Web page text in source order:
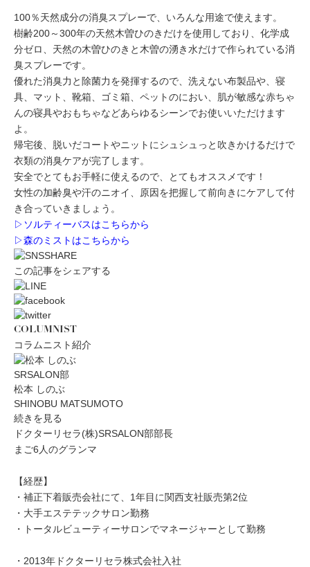
100％天然成分の消臭スプレーで、いろんな用途で使えます。
樹齢200～300年の天然木曽ひのきだけを使用しており、 化学成
分ゼロ
天然の木曽ひのき と 木曽の湧き水だけで作られている消
臭スプレーです。
優れた消臭力 と 除菌力を発揮するので、洗えない布製品や、寝
具、マット、靴箱、ゴミ箱、ペットのにおい、肌が敏感な赤ちゃ
んの寝具やおもちゃなどあらゆるシーンでお使いいただけます
よ。
帰宅後、脱いだコートやニットにシュシュっと吹きかけるだけで
衣類の消臭ケアが完了します。
安全でとてもお手軽に使えるので、とてもオススメです！
女性の加齢臭や汗のニオイ、原因を把握して前向きにケアして付
き合っていきましょう。
▷ ソルティーバスはこちらから
▷森のミストはこちらから
この記事をシェアする
COLUMNIST
コラムニスト紹介
SRSALON部
松本 しのぶ
SHINOBU MATSUMOTO
続きを見る
ドクターリセラ(株)SRSALON部部長
まご6人のグランマ
【経歴】
・補正下着販売会社にて、1年目に関西支社販売第2位
・大手エステテックサロン勤務
・トータルビューティーサロンでマネージャーとして勤務
・2013年ドクターリセラ株式会社入社